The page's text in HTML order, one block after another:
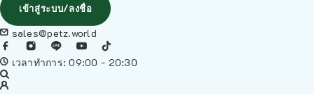
เข้าสู่ระบบ/ลงชื่อ
sales@petz.world
เวลาทำการ: 09:00 - 20:30